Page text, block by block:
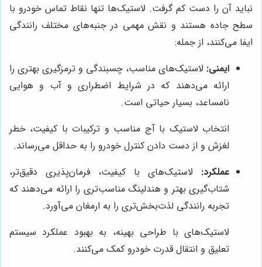
نباید آن را دست کم گرفت. لاستیک‌ها تنها نقاط تماس خودرو با
سطح جاده هستند و نقش مهمی در جنبه‌های مختلف رانندگی
ایفا می‌کنند، از جمله:
ایمنی: لاستیک‌های مناسب، چسبندگی و ترمزگیری بهتری را
ارائه می‌دهند که در شرایط اضطراری و آب و هوایی
نامساعد، بسیار حیاتی است.
انتخاب لاستیک با آج مناسب و ترکیبات با کیفیت، خطر
لغزش و از دست دادن کنترل خودرو را به حداقل می‌رساند.
عملکرد: لاستیک‌های با کیفیت، فرمان‌پذیری دقیق‌تر،
شتاب‌گیری بهتر و هندلینگ مناسب‌تری را ارائه می‌دهند که
تجربه رانندگی لذت‌بخش‌تری را به ارمغان می‌آورد.
لاستیک‌های با طراحی بهینه، به بهبود عملکرد سیستم
تعلیق و انتقال قدرت خودرو کمک می‌کنند.